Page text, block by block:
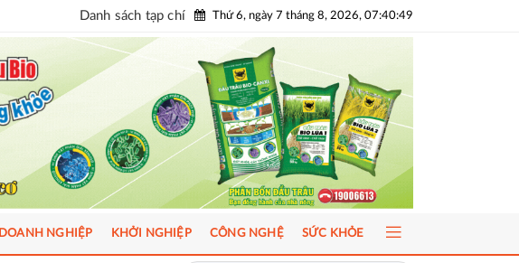
Danh sách tạp chí Thứ 6, ngày 7 tháng 8, 2026, 07:40:50
DOANH NGHIỆP KHỞI NGHIỆP CÔNG NGHỆ SỨC KHỎE